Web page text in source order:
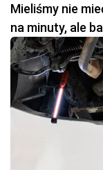
Mieliśmy nie
na minuty, ale